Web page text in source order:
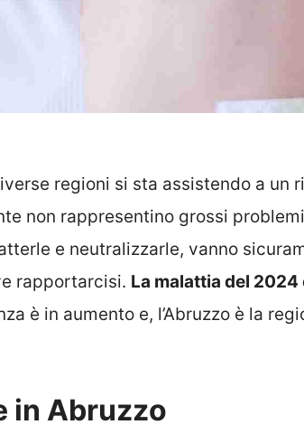
regioni si sta assistendo a un
non rappresentino grossi
e neutralizzarle, vanno
rapportarcisi. La malattia del
è in aumento e, l’Abruzzo è la
in Abruzzo